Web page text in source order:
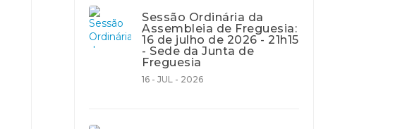
Sessão Ordinária da
Assembleia de Freguesia:
16 de julho de 2026 - 21h15
- Sede da Junta de
Freguesia
16 - JUL - 2026